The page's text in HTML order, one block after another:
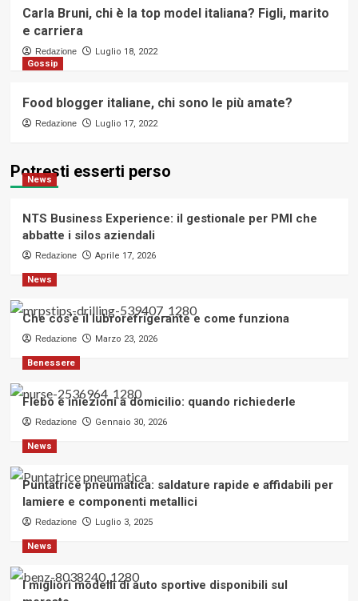
Carla Bruni, chi è la top model italiana? Figli, marito
e carriera
Redazione
Luglio 18, 2022
Gossip
Food blogger italiane, chi sono le più amate?
Redazione Luglio 17, 2022
Potresti esserti perso
News
NTS Business Experience: il gestionale per PMI che
abbatte i silos aziendali
Redazione Aprile 17, 2026
News
Che cos’è il lubrorefrigerante e come funziona
Redazione Marzo 23, 2026
Benessere
Flebo e iniezioni a domicilio: quando richiederle
Redazione Gennaio 30, 2026
News
Puntatrice pneumatica: saldature rapide e affidabili per
lamiere e componenti metallici
Redazione Luglio 3, 2025
News
I migliori modelli di auto sportive disponibili sul